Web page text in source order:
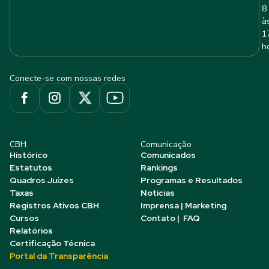
8
Conecte-se com nossas redes
CBH
Histórico
Estatutos
Quadros Juízes
Taxas
Registros Ativos CBH
Cursos
Relatórios
Certificação Técnica
Portal da Transparência
Comunicação
Comunicados
Rankings
Programas e Resultados
Notícias
Imprensa | Marketing
Contato | FAQ